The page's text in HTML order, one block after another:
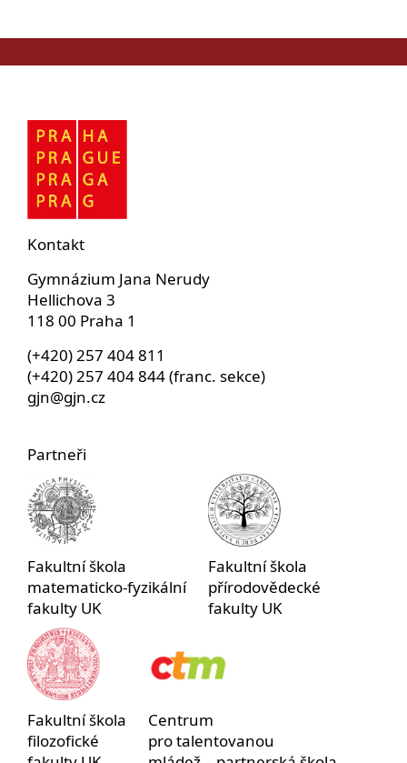
Kontakt
Gymnázium Jana Nerudy
Hellichova 3
118 00 Praha 1
(+420) 257 404 811
(+420) 257 404 844 (franc. sekce)
gjn@gjn.cz
Partneři
Fakultní škola
matematicko-fyzikální
fakulty UK
Fakultní škola
přírodovědecké
fakulty UK
Fakultní škola
filozofické
Centrum
pro talentovanou